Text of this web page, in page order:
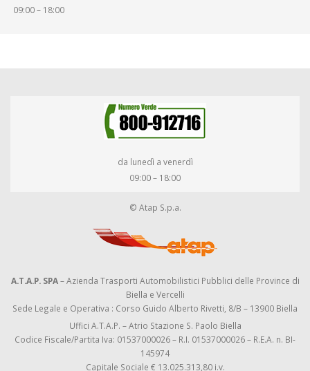
09:00 – 18:00
da lunedì a venerdì
09:00 – 18:00
© Atap S.p.a.
A.T.A.P. SPA– Azienda Trasporti Automobilistici Pubblici delle Province di
Biella e Vercelli
Sede Legale e Operativa : Corso Guido Alberto Rivetti, 8/B – 13900 Biella
Uffici A.T.A.P. – Atrio Stazione S. Paolo Biella
Codice Fiscale/Partita Iva: 01537000026 – R.I. 01537000026 – R.E.A. n. BI-
145974
Capitale Sociale € 13.025.313,80 i.v.